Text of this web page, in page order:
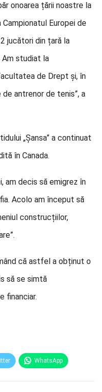
onoarea țării noastre la
Europei de
jucători din țară la
Am studiat la
de Drept și, în
antrenor de tenis”, a
„Șansa” a continuat
în Canada.
am decis să emigrez în
Acolo am început să
construcțiilor,
că astfel a obținut o
să se simtă
financiar.
WhatsApp